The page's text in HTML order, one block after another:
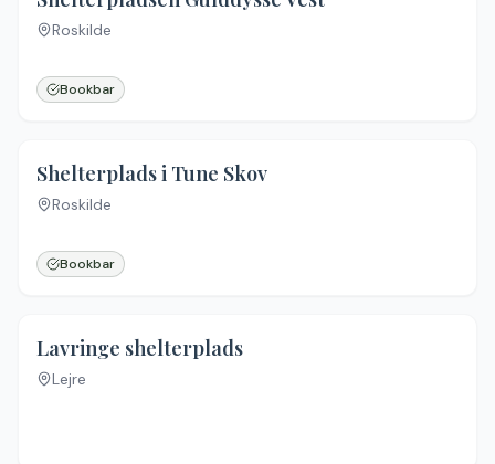
Roskilde
Bookbar
Shelterplads i Tune Skov
Roskilde
Bookbar
Lavringe shelterplads
Lejre